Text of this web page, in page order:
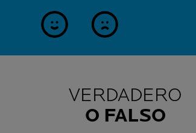
sí no
VERDADERO
O FALSO